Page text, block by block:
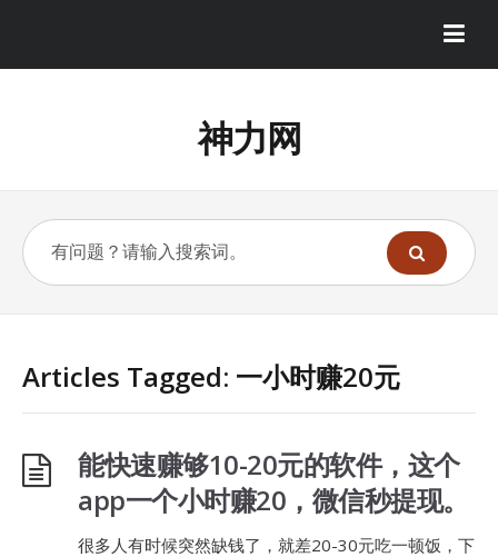
神力网
Articles Tagged: 一小时赚20元
能快速赚够10-20元的软件，这个
app一个小时赚20，微信秒提现。
很多人有时候突然缺钱了，就差20-30元吃一顿饭，下